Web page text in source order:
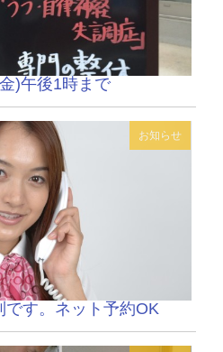
)午後1時まで
お知らせ
す。ネット予約OK